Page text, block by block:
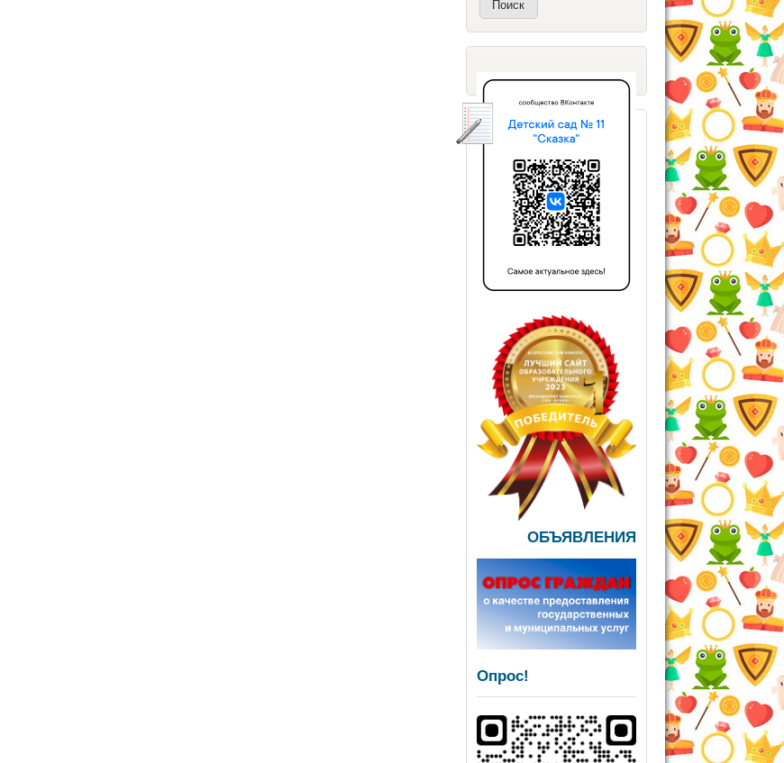
ОБЪЯВЛЕНИЯ
Опрос!